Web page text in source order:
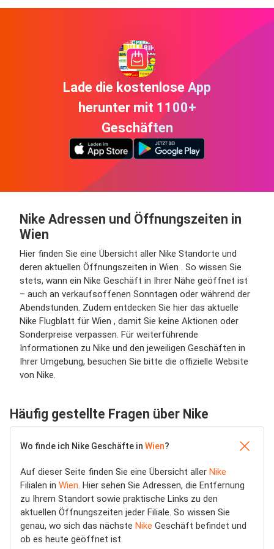
Lade die kostenlose App
herunter mit 1100+
Geschäften
Nike Adressen und Öffnungszeiten in
Wien
Hier finden Sie eine Übersicht aller Nike Standorte und
deren aktuellen Öffnungszeiten in Wien . So wissen Sie
stets, wann ein Nike Geschäft in Ihrer Nähe geöffnet ist
– auch an verkaufsoffenen Sonntagen oder während der
Abendstunden. Zudem entdecken Sie hier das aktuelle
Nike Flugblatt für Wien , damit Sie keine Aktionen oder
Sonderpreise verpassen. Für weiterführende
Informationen zu Nike und den jeweiligen Geschäften in
Ihrer Umgebung, besuchen Sie bitte die offizielle Website
von Nike.
Häufig gestellte Fragen über Nike
Wo finde ich Nike Geschäfte in Wien?
Auf dieser Seite finden Sie eine Übersicht aller Nike
Filialen in Wien. Hier sehen Sie Adressen, die Entfernung
zu Ihrem Standort sowie praktische Links zu den
aktuellen Öffnungszeiten jeder Filiale. So wissen Sie
genau, wo sich das nächste Nike Geschäft befindet und
ob es heute geöffnet ist.